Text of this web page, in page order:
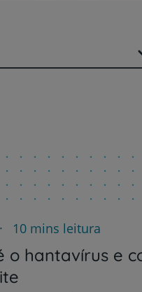
10 mins leitura
o hantavírus e